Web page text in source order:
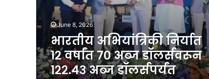
June 8, 2026
भारतीय अभियांत्रिकी निर्यात
१२ वर्षांत ७० अब्ज डॉलर्सवरून
१२२.४३ अब्ज डॉलर्सपर्यंत